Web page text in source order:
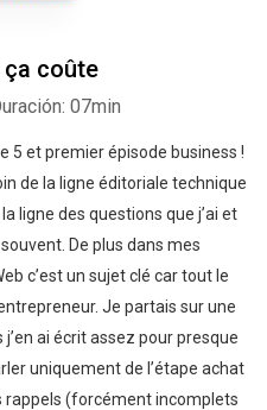
ça coûte
07min
5 et premier épisode business !
de la ligne éditoriale technique
ligne des questions que j’ai et
De plus dans mes
c’est un sujet clé car tout le
Je partais sur une
ai écrit assez pour presque
uniquement de l’étape achat
rappels (forcément incomplets